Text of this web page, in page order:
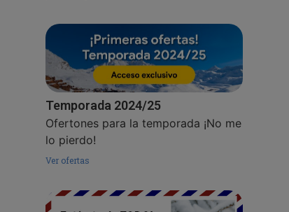
Temporada 2024/25
Ofertones para la temporada ¡No me
lo pierdo!
Ver ofertas